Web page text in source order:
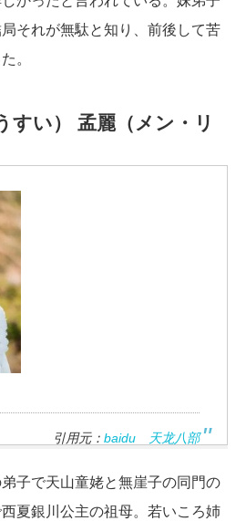
それが無駄と知り、前後して苦
。
すい）
孟麗（メン・リ
引用元： baidu 天龙八部
子で天山童姥と無崖子の同門の
夏銀川公主の祖母。若いころ姉